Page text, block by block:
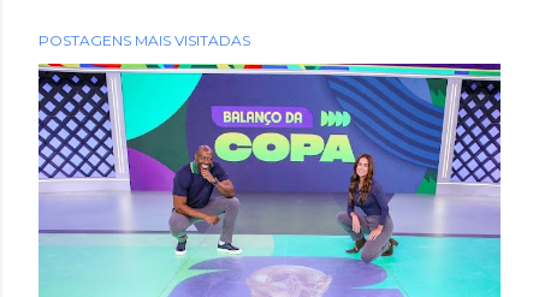
POSTAGENS MAIS VISITADAS